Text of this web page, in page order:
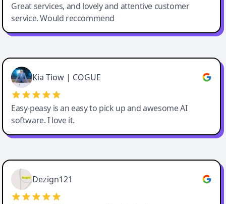
Great services, and lovely and attentive customer
service. Would reccommend
Cody Crabb
Great service, Best AI tool
Kia Tiow | COGUE
Easy-peasy is an easy to pick up and awesome AI
software. I love it.
Easy-Peasy AI
Dezign121